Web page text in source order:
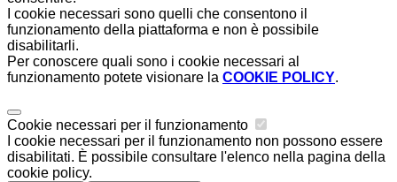
I cookie necessari sono quelli che consentono il
funzionamento della piattaforma e non è possibile
disabilitarli.
Per conoscere quali sono i cookie necessari al
funzionamento potete visionare la COOKIE POLICY.
Cookie necessari per il funzionamento
I cookie necessari per il funzionamento non possono essere
disabilitati. È possibile consultare l'elenco nella pagina della
cookie policy.